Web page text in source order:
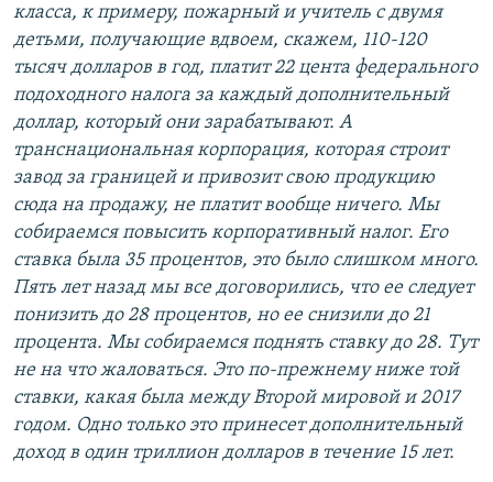
класса, к примеру, пожарный и учитель с двумя
детьми, получающие вдвоем, скажем, 110-120
тысяч долларов в год, платит 22 цента федерального
подоходного налога за каждый дополнительный
доллар, который они зарабатывают. А
транснациональная корпорация, которая строит
завод за границей и привозит свою продукцию
сюда на продажу, не платит вообще ничего. Мы
собираемся повысить корпоративный налог. Его
ставка была 35 процентов, это было слишком много.
Пять лет назад мы все договорились, что ее следует
понизить до 28 процентов, но ее снизили до 21
процента. Мы собираемся поднять ставку до 28. Тут
не на что жаловаться. Это по-прежнему ниже той
ставки, какая была между Второй мировой и 2017
годом. Одно только это принесет дополнительный
доход в один триллион долларов в течение 15 лет.